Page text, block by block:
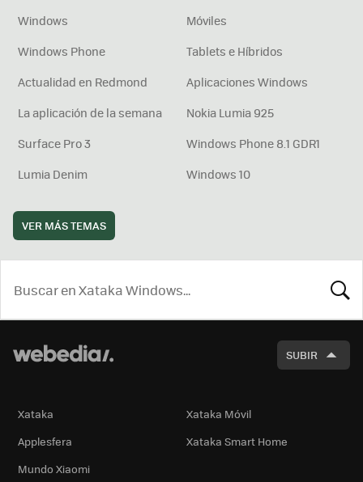
Windows
Móviles
Windows Phone
Tablets e Híbridos
Actualidad en Redmond
Aplicaciones Windows
La aplicación de la semana
Nokia Lumia 925
Surface Pro 3
Windows Phone 8.1 GDR1
Lumia Denim
Windows 10
VER MÁS TEMAS
SUBIR
Xataka
Xataka Móvil
Applesfera
Xataka Smart Home
Mundo Xiaomi